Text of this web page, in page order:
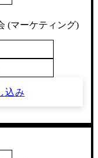
(マーケティング)
込み